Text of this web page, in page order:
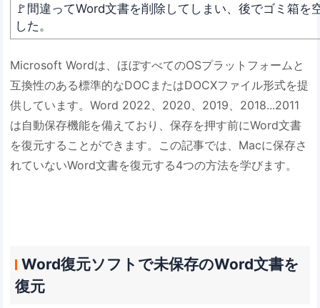
🚩間違ってWord文書を削除してしまい、後でゴミ箱を
した。
Microsoft Wordは、ほぼすべてのOSプラットフォームと
互換性のある標準的なDOCまたはDOCXファイル形式を提
供しています。Word 2022、2020、2019、2018...2011
は自動保存機能を備えており、保存を押す前にWord文書
を復元することができます。この記事では、Macに保存さ
れていないWord文書を復元する4つの方法を学びます。
Word復元ソフトで未保存のWord文書を
復元